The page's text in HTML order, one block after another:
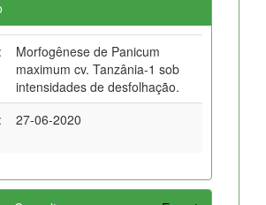
:
Morfogênese de Panicum
maximum cv. Tanzânia-1 sob
intensidades de desfolhação.
: 27-06-2020